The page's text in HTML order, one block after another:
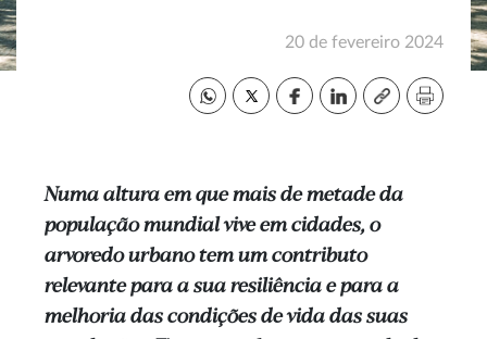
20 de fevereiro 2024
Numa altura em que mais de metade da
população mundial vive em cidades, o
arvoredo urbano tem um contributo
relevante para a sua resiliência e para a
melhoria das condições de vida das suas